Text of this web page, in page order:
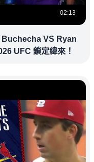
02:13
Buchecha VS Ryan
UFC 鎖定緯來！